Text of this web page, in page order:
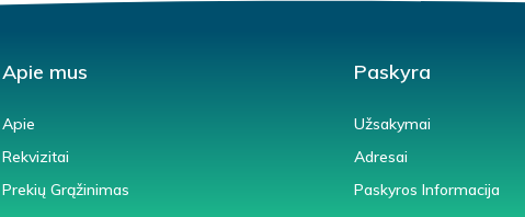
Apie mus
Apie
Rekvizitai
Prekių Grąžinimas
Paskyra
Užsakymai
Adresai
Paskyros Informacija